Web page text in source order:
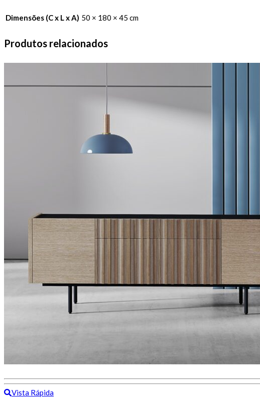
Dimensões (C x L x A) 50 × 180 × 45 cm
Produtos relacionados
Vista Rápida